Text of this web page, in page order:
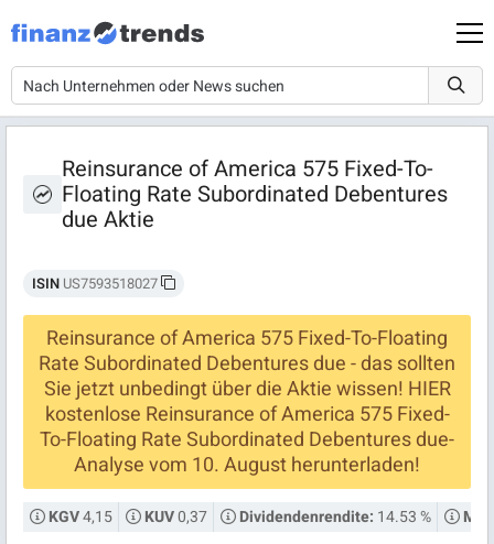
Reinsurance of America 575 Fixed-To-
Floating Rate Subordinated Debentures
due Aktie
ISIN US7593518027
Reinsurance of America 575 Fixed-To-Floating
Rate Subordinated Debentures due - das sollten
Sie jetzt unbedingt über die Aktie wissen! HIER
kostenlose Reinsurance of America 575 Fixed-
To-Floating Rate Subordinated Debentures due-
Analyse vom 10. August herunterladen!
KGV4,15 KUV0,37 Dividendenrendite: 14.53 %